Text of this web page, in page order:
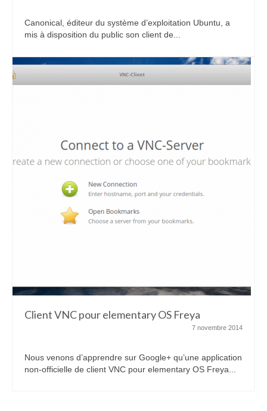
Canonical, éditeur du système d’exploitation Ubuntu, a
mis à disposition du public son client de...
Client VNC pour elementary OS Freya
7 novembre 2014
Nous venons d’apprendre sur Google+ qu’une application
non-officielle de client VNC pour elementary OS Freya...